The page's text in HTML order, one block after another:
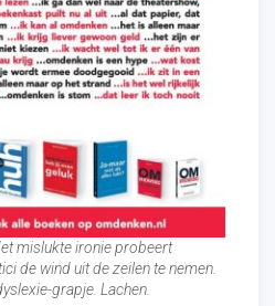
mislukte ironie probeert
de wind uit de zeilen te nemen.
grapje. Lachen.